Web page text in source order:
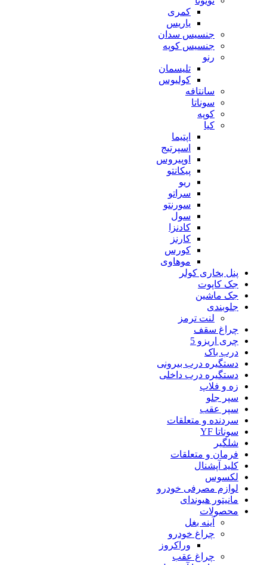
کمری
یاریس
جنسیس سدان
جنسیس کوپه
رنو
تلیسمان
کولیوس
سانتافه
سوناتا
کوپه
کیا
اپتیما
اسپرتیج
اوپیروس
پیکانتو
ریو
سراتو
سورنتو
سول
کادنزا
کارنز
کورس
موهاوی
پنل بخاری کولر
جک کاپوت
جک ماشین
جلوبندی
لنت ترمز
چراغ سقف
چری اریزو 5
درب باک
دستگیره درب بیرونی
دستگیره درب داخلی
زه و فلاپ
سپر جلو
سپر عقب
سردنده و متعلقات
سوناتا YF
شلگیر
فرمان و متعلقات
کلید آپشنال
لکسوس
لوازم مصرفی خودرو
مانیتور هیوندای
محصولات
آینه بغل
چراغ خودرو
وراکروز
چراغ عقب